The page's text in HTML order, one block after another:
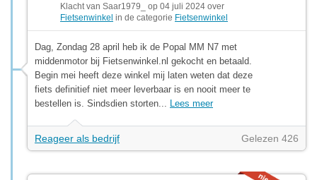
Klacht van Saar1979_ op 04 juli 2024 over
Fietsenwinkel in de categorie Fietsenwinkel
Dag, Zondag 28 april heb ik de Popal MM N7 met
middenmotor bij Fietsenwinkel.nl gekocht en betaald.
Begin mei heeft deze winkel mij laten weten dat deze
fiets definitief niet meer leverbaar is en nooit meer te
bestellen is. Sindsdien storten... Lees meer
Reageer als bedrijf Gelezen 426